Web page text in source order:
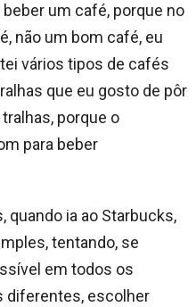
um café, porque no
não um bom café, eu
vários tipos de cafés
que eu gosto de pôr
porque o
para beber
quando ia ao Starbucks,
tentando, se
em todos os
diferentes, escolher